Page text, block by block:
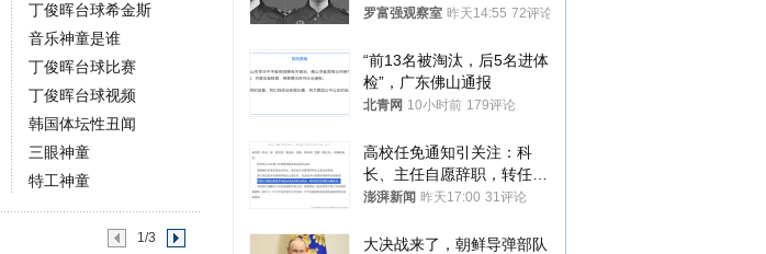
丁俊晖台球希金斯
音乐神童是谁
丁俊晖台球比赛
丁俊晖台球视频
韩国体坛性丑闻
三眼神童
特工神童
1/3
中
罗富强观察室 昨天14:55 72评论
“前13名被淘汰，后5名进体
检”，广东佛山通报
北青网 10小时前 179评论
高校任免通知引关注：科
长、主任自愿辞职，转任思
政辅导员
澎湃新闻 昨天17:00 31评论
大决战来了，朝鲜导弹部队